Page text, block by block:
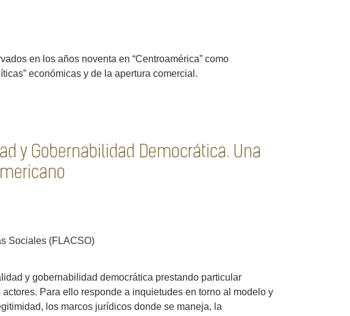
en los años noventa en “Centroamérica” como
económicas y de la apertura comercial.
y Gobernabilidad Democrática. Una
Sociales (FLACSO)
y gobernabilidad democrática prestando particular
Para ello responde a inquietudes en torno al modelo y
los marcos jurídicos donde se maneja, la